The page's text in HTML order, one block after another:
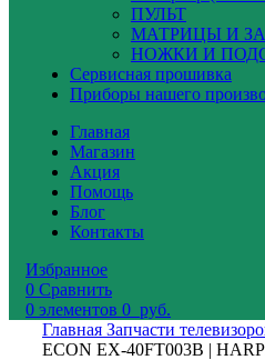
ПУЛЬТ
МАТРИЦЫ И
НОЖКИ И
Сервисная прошивка
Приборы нашего
Главная
Магазин
Акция
Помощь
Блог
Контакты
Избранное
0 Сравнить
0 элементов 0 руб.
Главная Запчасти
ECON EX-40FT003B |